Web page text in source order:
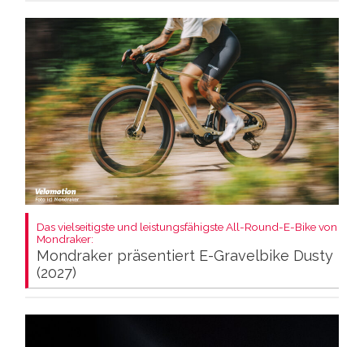
Das vielseitigste und leistungsfähigste All-Round-E-Bike von
Mondraker:
Mondraker präsentiert E-Gravelbike Dusty
(2027)